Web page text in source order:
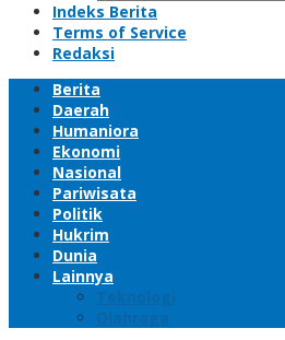
Indeks Berita
Terms of Service
Redaksi
Berita
Daerah
Humaniora
Ekonomi
Nasional
Pariwisata
Politik
Hukrim
Dunia
Lainnya
Teknologi
Olahraga